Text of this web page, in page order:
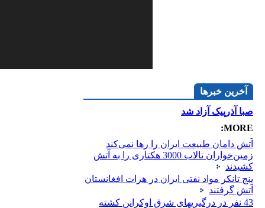
آخرین خبرها
صبا آذرپیک آزاد شد
MORE:
آتش دامان طبیعت ایران را رها نمی‌کند
زمین‌خواران تالاب 3000 هکتاری را به آتش
کشیدند
پنج تانکر مواد نفتی ایران در هرات افغانستان
آتش گرفتند
43 نفر در درگیریهای شرق اوکراین کشته